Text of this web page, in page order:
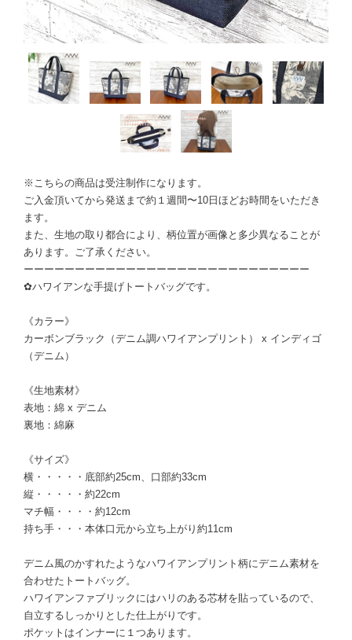
※こちらの商品は受注制作になります。
ご入金頂いてから発送まで約１週間〜10日ほどお時間をいただき
ます。
また、生地の取り都合により、柄位置が画像と多少異なることが
あります。ご了承ください。
ーーーーーーーーーーーーーーーーーーーーーーーーーーーー
✿ハワイアンな手提げトートバッグです。
《カラー》
カーボンブラック（デニム調ハワイアンプリント） x インディゴ
（デニム）
《生地素材》
表地：綿 x デニム
裏地：綿麻
《サイズ》
横・・・・・底部約25cm、口部約33cm
縦・・・・・約22cm
マチ幅・・・・約12cm
持ち手・・・本体口元から立ち上がり約11cm
デニム風のかすれたようなハワイアンプリント柄にデニム素材を
合わせたトートバッグ。
ハワイアンファブリックにはハリのある芯材を貼っているので、
自立するしっかりとした仕上がりです。
ポケットはインナーに１つあります。